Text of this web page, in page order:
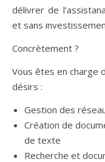
délivrer de
et sans
Concrètement ?
Vous êtes en charge
désirs :
Gestion des
Création de
de texte
Recherche et